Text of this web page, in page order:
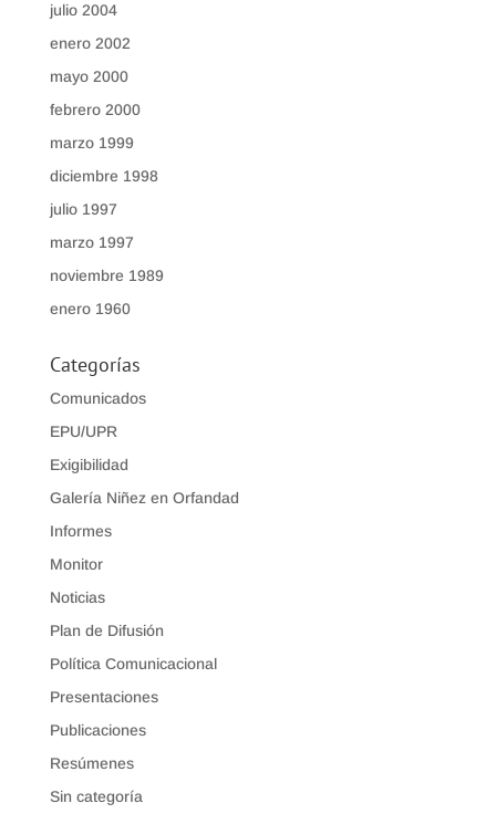
julio 2004
enero 2002
mayo 2000
febrero 2000
marzo 1999
diciembre 1998
julio 1997
marzo 1997
noviembre 1989
enero 1960
Categorías
Comunicados
EPU/UPR
Exigibilidad
Galería Niñez en Orfandad
Informes
Monitor
Noticias
Plan de Difusión
Política Comunicacional
Presentaciones
Publicaciones
Resúmenes
Sin categoría